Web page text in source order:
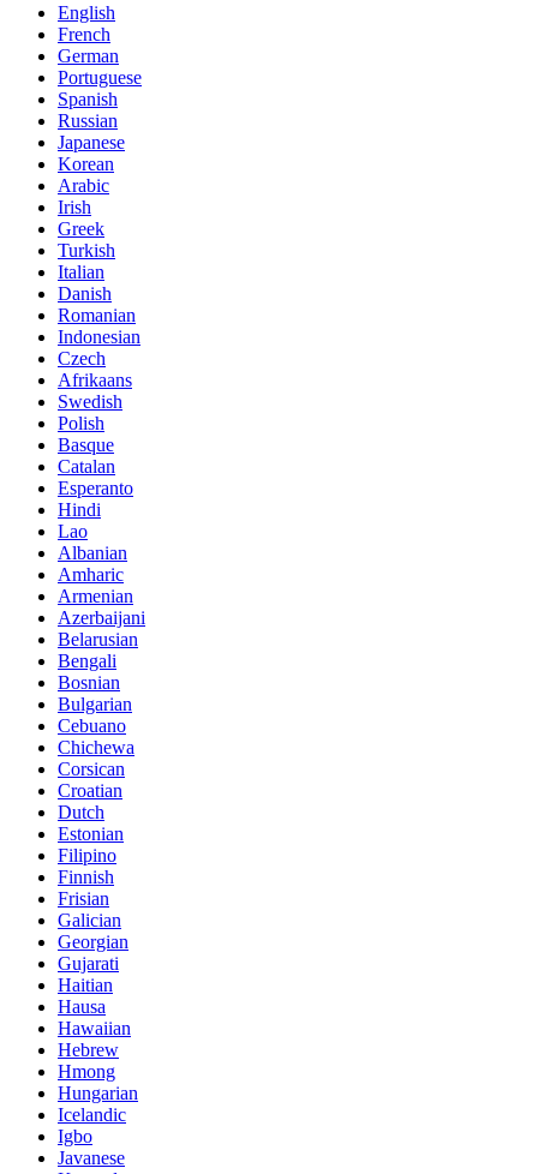
English
French
German
Portuguese
Spanish
Russian
Japanese
Korean
Arabic
Irish
Greek
Turkish
Italian
Danish
Romanian
Indonesian
Czech
Afrikaans
Swedish
Polish
Basque
Catalan
Esperanto
Hindi
Lao
Albanian
Amharic
Armenian
Azerbaijani
Belarusian
Bengali
Bosnian
Bulgarian
Cebuano
Chichewa
Corsican
Croatian
Dutch
Estonian
Filipino
Finnish
Frisian
Galician
Georgian
Gujarati
Haitian
Hausa
Hawaiian
Hebrew
Hmong
Hungarian
Icelandic
Igbo
Javanese